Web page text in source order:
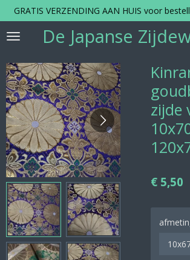
Ga
direct
naar
hoofdinhoud
De Japanse
GRATIS VERZENDING AAN HUIS voor
zijde
€ 5,50